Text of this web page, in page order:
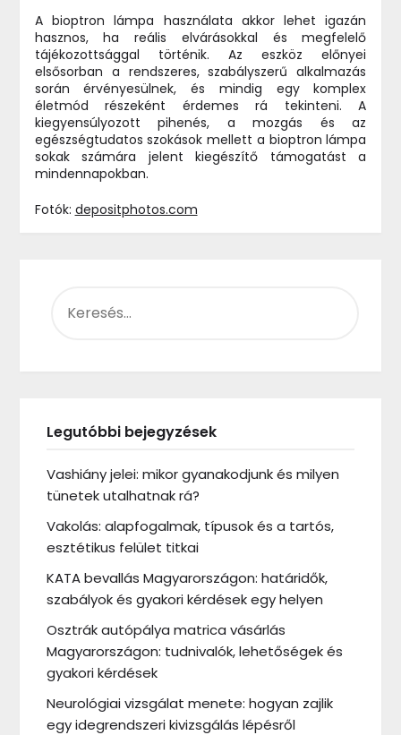
A bioptron lámpa használata akkor lehet igazán
hasznos, ha reális elvárásokkal és megfelelő
tájékozottsággal történik. Az eszköz előnyei
elsősorban a rendszeres, szabályszerű alkalmazás
során érvényesülnek, és mindig egy komplex
életmód részeként érdemes rá tekinteni. A
kiegyensúlyozott pihenés, a mozgás és az
egészségtudatos szokások mellett a bioptron lámpa
sokak számára jelent kiegészítő támogatást a
mindennapokban.
Fotók: depositphotos.com
Legutóbbi bejegyzések
Vashiány jelei: mikor gyanakodjunk és milyen
tünetek utalhatnak rá?
Vakolás: alapfogalmak, típusok és a tartós,
esztétikus felület titkai
KATA bevallás Magyarországon: határidők,
szabályok és gyakori kérdések egy helyen
Osztrák autópálya matrica vásárlás
Magyarországon: tudnivalók, lehetőségek és
gyakori kérdések
Neurológiai vizsgálat menete: hogyan zajlik
egy idegrendszeri kivizsgálás lépésről